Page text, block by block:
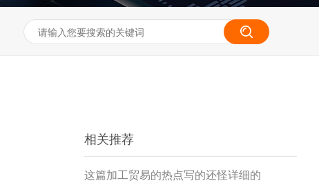
相关推荐
这篇加工贸易的热点写的还怪详细的